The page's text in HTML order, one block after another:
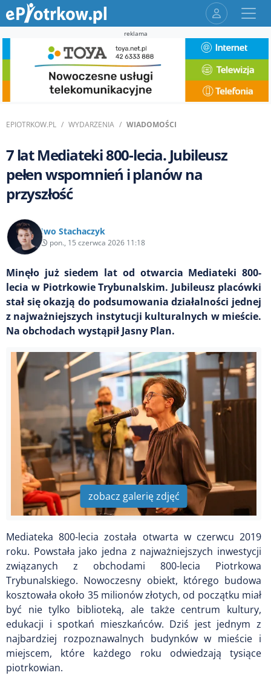
reklama
EPIOTRKOW.PL WYDARZENIA WIADOMOŚCI
7 lat Mediateki 800-lecia. Jubileusz
pełen wspomnień i planów na
przyszłość
Iwo Stachaczyk
pon., 15 czerwca 2026 11:18
Minęło już siedem lat od otwarcia Mediateki 800-
lecia w Piotrkowie Trybunalskim. Jubileusz placówki
stał się okazją do podsumowania działalności jednej
z najważniejszych instytucji kulturalnych w mieście.
Na obchodach wystąpił Jasny Plan.
zobacz galerię zdjęć
Mediateka 800-lecia została otwarta w czerwcu 2019
roku. Powstała jako jedna z najważniejszych inwestycji
związanych z obchodami 800-lecia Piotrkowa
Trybunalskiego. Nowoczesny obiekt, którego budowa
kosztowała około 35 milionów złotych, od początku miał
być nie tylko biblioteką, ale także centrum kultury,
edukacji i spotkań mieszkańców. Dziś jest jednym z
najbardziej rozpoznawalnych budynków w mieście i
miejscem, które każdego roku odwiedzają tysiące
piotrkowian.